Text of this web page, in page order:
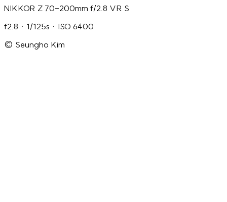
NIKKOR Z 70-200mm f/2.8 VR S
f2.8 · 1/125s · ISO 6400
© Seungho Kim